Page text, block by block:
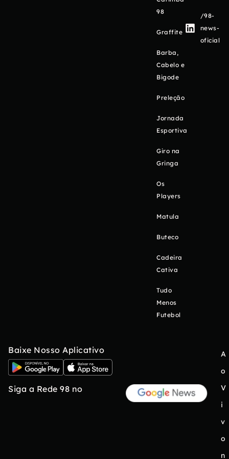
98
Graffite
Barba,
Cabelo e
Bigode
Preleção
Jornada
Esportiva
Giro na
Gringa
Os
Players
Matula
Buteco
Cadeira
Cativa
Tudo
Menos
Futebol
/98-
news-
oficial
Baixe Nosso Aplicativo
Siga a Rede 98 no
A
o
V
i
v
o
n